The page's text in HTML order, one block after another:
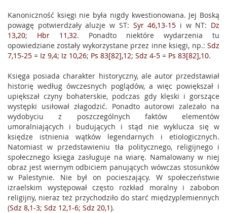
Kanoniczność księgi nie była nigdy kwestionowana. Jej Boską
powagę potwierdzały aluzje w ST: Syr 46,13-15 i w NT: Dz
13,20; Hbr 11,32. Ponadto niektóre wydarzenia tu
opowiedziane zostały wykorzystane przez inne księgi, np.: Sdz
7,15-25 = Iz 9,4; Iz 10,26; Ps 83[82],12; Sdz 4-5 = Ps 83[82],10.
Księga posiada charakter historyczny, ale autor przedstawiał
historię według ówczesnych poglądów, a więc powiększał i
upiększał czyny bohaterskie, podczas gdy klęski i gorszące
występki usiłował złagodzić. Ponadto autorowi zależało na
wydobyciu z poszczególnych faktów elementów
umoralniających i budujących i stąd nie wyklucza się w
księdze istnienia wątków legendarnych i etiologicznych.
Natomiast w przedstawieniu tła politycznego, religijnego i
społecznego księga zasługuje na wiarę. Namalowany w niej
obraz jest wiernym odbiciem panujących wówczas stosunków
w Palestynie. Nie był on pocieszający. W społeczeństwie
izraelskim występował często rozkład moralny i zabobon
religijny, nieraz też przychodziło do starć międzyplemiennych
(Sdz 8,1-3; Sdz 12,1-6; Sdz 20,1).